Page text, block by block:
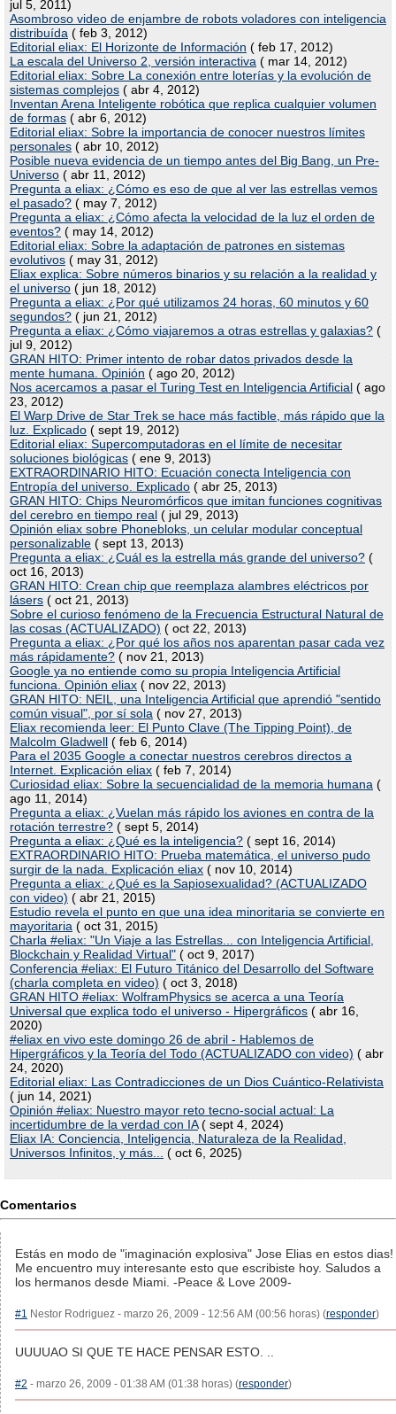
jul 5, 2011)
Asombroso video de enjambre de robots voladores con inteligencia
distribuída ( feb 3, 2012)
Editorial eliax: El Horizonte de Información ( feb 17, 2012)
La escala del Universo 2, versión interactiva ( mar 14, 2012)
Editorial eliax: Sobre La conexión entre loterías y la evolución de
sistemas complejos ( abr 4, 2012)
Inventan Arena Inteligente robótica que replica cualquier volumen
de formas ( abr 6, 2012)
Editorial eliax: Sobre la importancia de conocer nuestros límites
personales ( abr 10, 2012)
Posible nueva evidencia de un tiempo antes del Big Bang, un Pre-
Universo ( abr 11, 2012)
Pregunta a eliax: ¿Cómo es eso de que al ver las estrellas vemos
el pasado? ( may 7, 2012)
Pregunta a eliax: ¿Cómo afecta la velocidad de la luz el orden de
eventos? ( may 14, 2012)
Editorial eliax: Sobre la adaptación de patrones en sistemas
evolutivos ( may 31, 2012)
Eliax explica: Sobre números binarios y su relación a la realidad y
el universo ( jun 18, 2012)
Pregunta a eliax: ¿Por qué utilizamos 24 horas, 60 minutos y 60
segundos? ( jun 21, 2012)
Pregunta a eliax: ¿Cómo viajaremos a otras estrellas y galaxias? (
jul 9, 2012)
GRAN HITO: Primer intento de robar datos privados desde la
mente humana. Opinión ( ago 20, 2012)
Nos acercamos a pasar el Turing Test en Inteligencia Artificial ( ago
23, 2012)
El Warp Drive de Star Trek se hace más factible, más rápido que la
luz. Explicado ( sept 19, 2012)
Editorial eliax: Supercomputadoras en el límite de necesitar
soluciones biológicas ( ene 9, 2013)
EXTRAORDINARIO HITO: Ecuación conecta Inteligencia con
Entropía del universo. Explicado ( abr 25, 2013)
GRAN HITO: Chips Neuromórficos que imitan funciones cognitivas
del cerebro en tiempo real ( jul 29, 2013)
Opinión eliax sobre Phonebloks, un celular modular conceptual
personalizable ( sept 13, 2013)
Pregunta a eliax: ¿Cuál es la estrella más grande del universo? (
oct 16, 2013)
GRAN HITO: Crean chip que reemplaza alambres eléctricos por
lásers ( oct 21, 2013)
Sobre el curioso fenómeno de la Frecuencia Estructural Natural de
las cosas (ACTUALIZADO) ( oct 22, 2013)
Pregunta a eliax: ¿Por qué los años nos aparentan pasar cada vez
más rápidamente? ( nov 21, 2013)
Google ya no entiende como su propia Inteligencia Artificial
funciona. Opinión eliax ( nov 22, 2013)
GRAN HITO: NEIL, una Inteligencia Artificial que aprendió "sentido
común visual", por sí sola ( nov 27, 2013)
Eliax recomienda leer: El Punto Clave (The Tipping Point), de
Malcolm Gladwell ( feb 6, 2014)
Para el 2035 Google a conectar nuestros cerebros directos a
Internet. Explicación eliax ( feb 7, 2014)
Curiosidad eliax: Sobre la secuencialidad de la memoria humana (
ago 11, 2014)
Pregunta a eliax: ¿Vuelan más rápido los aviones en contra de la
rotación terrestre? ( sept 5, 2014)
Pregunta a eliax: ¿Qué es la inteligencia? ( sept 16, 2014)
EXTRAORDINARIO HITO: Prueba matemática, el universo pudo
surgir de la nada. Explicación eliax ( nov 10, 2014)
Pregunta a eliax: ¿Qué es la Sapiosexualidad? (ACTUALIZADO
con video) ( abr 21, 2015)
Estudio revela el punto en que una idea minoritaria se convierte en
mayoritaria ( oct 31, 2015)
Charla #eliax: "Un Viaje a las Estrellas... con Inteligencia Artificial,
Blockchain y Realidad Virtual" ( oct 9, 2017)
Conferencia #eliax: El Futuro Titánico del Desarrollo del Software
(charla completa en video) ( oct 3, 2018)
GRAN HITO #eliax: WolframPhysics se acerca a una Teoría
Universal que explica todo el universo - Hipergráficos ( abr 16,
2020)
#eliax en vivo este domingo 26 de abril - Hablemos de
Hipergráficos y la Teoría del Todo (ACTUALIZADO con video) ( abr
24, 2020)
Editorial eliax: Las Contradicciones de un Dios Cuántico-Relativista
( jun 14, 2021)
Opinión #eliax: Nuestro mayor reto tecno-social actual: La
incertidumbre de la verdad con IA( sept 4, 2024)
Eliax IA: Conciencia, Inteligencia, Naturaleza de la Realidad,
Universos Infinitos, y más...
( oct 6, 2025)
Comentarios
Estás en modo de "imaginación explosiva" Jose Elias en estos dias!
Me encuentro muy interesante esto que escribiste hoy. Saludos a
los hermanos desde Miami. -Peace & Love 2009-
#1 Nestor Rodriguez - marzo 26, 2009 - 12:56 AM (00:56 horas) (responder)
UUUUAO SI QUE TE HACE PENSAR ESTO. ..
#2 - marzo 26, 2009 - 01:38 AM (01:38 horas) (responder)